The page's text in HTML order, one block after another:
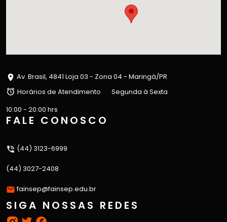
Av. Brasil, 4841 Loja 03 - Zona 04 - Maringá/PR
Horários de Atendimento
Segunda à Sexta
10:00 - 20:00 hrs
FALE CONOSCO
(44) 3123-6999
(44) 3027-2408
fainsep@fainsep.edu.br
SIGA NOSSAS REDES